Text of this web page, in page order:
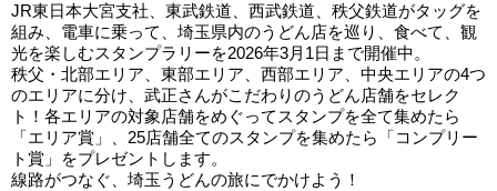
JR東日本大宮支社、東武鉄道、西武鉄道、秩父鉄道がタッグを
組み、電車に乗って、埼玉県内のうどん店を巡り、食べて、観
光を楽しむスタンプラリーを2026年3月1日まで開催中。
秩父・北部エリア、東部エリア、西部エリア、中央エリアの4つ
のエリアに分け、武正さんがこだわりのうどん店舗をセレク
ト！各エリアの対象店舗をめぐってスタンプを全て集めたら
「エリア賞」、25店舗全てのスタンプを集めたら「コンプリー
ト賞」をプレゼントします。
線路がつなぐ、埼玉うどんの旅にでかけよう！